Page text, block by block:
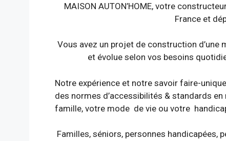
MAISON AUTON’HOME, votre
France et
Vous avez un projet de construction d’une
et évolue selon vos besoins
Notre expérience et notre savoir faire-
des normes d’accessibilités & standards
famille, votre mode de vie ou votre
Familles, séniors, personnes handicapées,